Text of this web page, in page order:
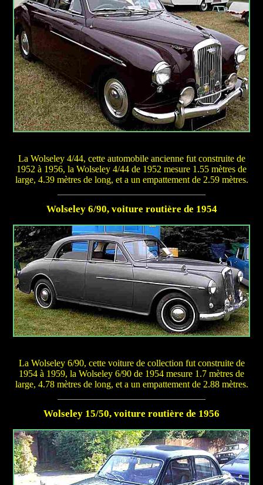
La Wolseley 4/44, cette automobile ancienne fut construite de
1952 à 1956, la Wolseley 4/44 de 1952 mesure 1.55 mètres de
large, 4.39 mètres de long, et a un empattement de 2.59 mètres.
Wolseley 6/90, voiture routière de 1954
La Wolseley 6/90, cette voiture de collection fut construite de
1954 à 1959, la Wolseley 6/90 de 1954 mesure 1.7 mètres de
large, 4.78 mètres de long, et a un empattement de 2.88 mètres.
Wolseley 15/50, voiture routière de 1956